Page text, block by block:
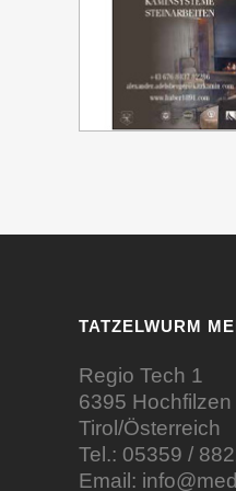
TATZELWURM
Regio Tech 1
6395 Hochfilzen
Tirol/Österreich
Tel.: 05359 /
Email: